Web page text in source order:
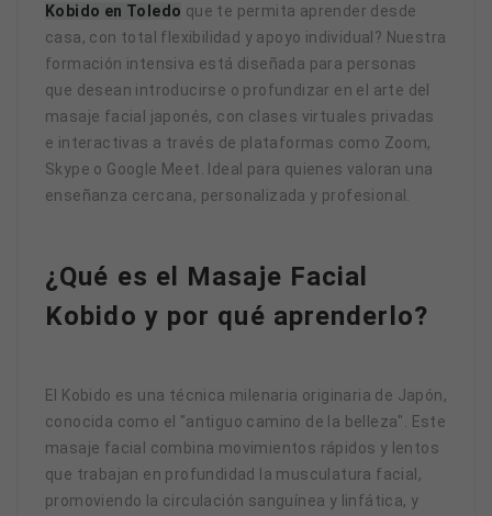
Kobido en Toledo que te permita aprender desde
casa, con total flexibilidad y apoyo individual? Nuestra
formación intensiva está diseñada para personas
que desean introducirse o profundizar en el arte del
masaje facial japonés, con clases virtuales privadas
e interactivas a través de plataformas como Zoom,
Skype o Google Meet. Ideal para quienes valoran una
enseñanza cercana, personalizada y profesional.
¿Qué es el Masaje Facial
Kobido y por qué aprenderlo?
El Kobido es una técnica milenaria originaria de Japón,
conocida como el "antiguo camino de la belleza". Este
masaje facial combina movimientos rápidos y lentos
que trabajan en profundidad la musculatura facial,
promoviendo la circulación sanguínea y linfática, y